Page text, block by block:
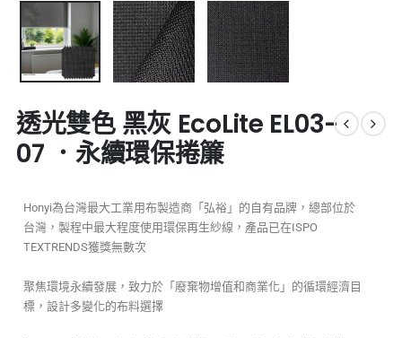
透光雙色 黑灰 EcoLite EL03-
07 ．永續環保捲簾
Honyi為台灣最大工業用布製造商「弘裕」的自有品牌，總部位於
台灣，製程中最大程度使用環保再生紗線，產品已在ISPO
TEXTRENDS獲獎無數次
聚焦環境永續發展，致力於「廢棄物增值和商業化」的循環經濟目
標，設計多變化的布料選擇